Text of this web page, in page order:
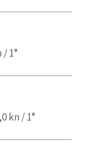
/ 1°
kn / 1°